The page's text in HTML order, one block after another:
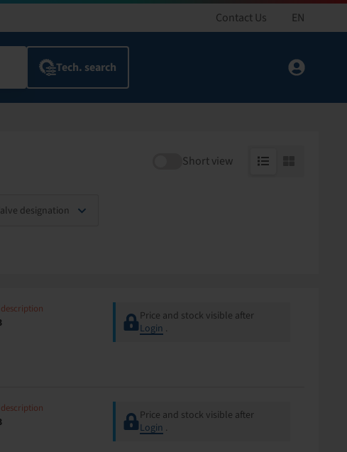
Contact Us EN
Short view
designation
Price and stock visible after
Login .
Price and stock visible after
Login .